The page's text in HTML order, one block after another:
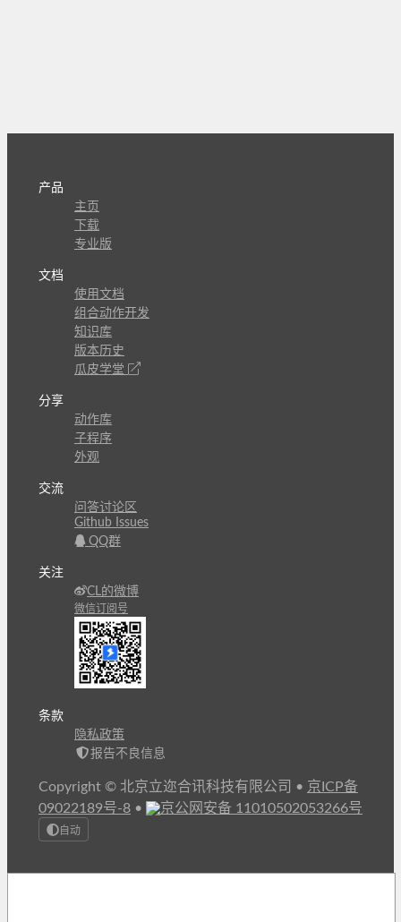
产品
主页
下载
专业版
文档
使用文档
组合动作开发
知识库
版本历史
瓜皮学堂
分享
动作库
子程序
外观
交流
问答讨论区
Github Issues
QQ群
关注
CL的微博
微信订阅号
条款
隐私政策
报告不良信息
Copyright © 北京立迩合讯科技有限公司 • 京ICP备
09022189号-8 • 京公网安备 11010502053266号
自动